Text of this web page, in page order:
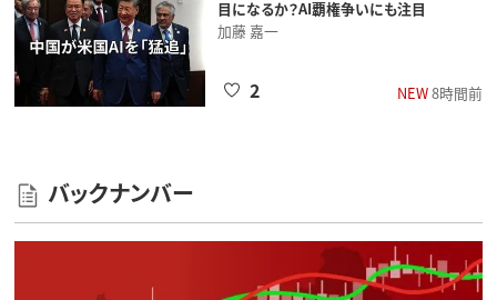
目になるか？AI覇権争いにも注目
加藤 嘉一
NEW8時間前
2
バックナンバー